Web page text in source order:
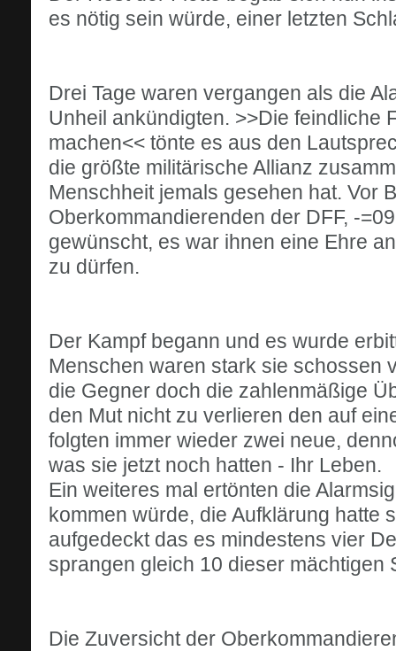
es nötig sein würde, einer letzten
Drei Tage waren vergangen als die
Unheil ankündigten. >>Die feindliche
machen<< tönte es aus den
die größte militärische Allianz
Menschheit jemals gesehen hat. Vor
Oberkommandierenden der DFF, -
gewünscht, es war ihnen eine Ehre
zu dürfen.
Der Kampf begann und es wurde
Menschen waren stark sie schossen
die Gegner doch die zahlenmäßige
den Mut nicht zu verlieren den auf
folgten immer wieder zwei neue,
was sie jetzt noch hatten - Ihr Leben.
Ein weiteres mal ertönten die
kommen würde, die Aufklärung hatte
aufgedeckt das es mindestens vier
sprangen gleich 10 dieser mächtigen
Die Zuversicht der